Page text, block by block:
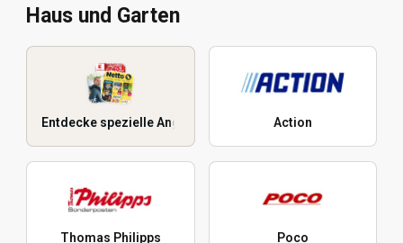
Haus und Garten
Entdecke spezielle Angebote Action
Thomas Philipps Poco